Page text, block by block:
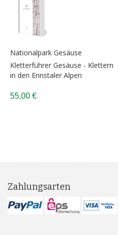
Nationalpark Gesäuse
Kletterführer Gesäuse - Klettern
in den Ennstaler Alpen
55,00 €
Zahlungsarten